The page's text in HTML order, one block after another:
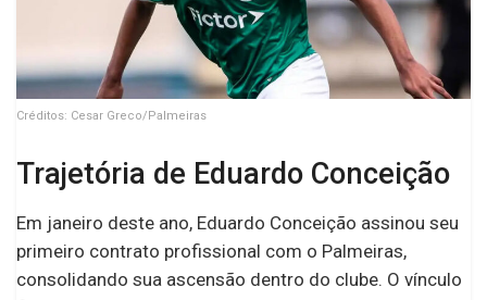
Créditos: Cesar Greco/Palmeiras
Trajetória de Eduardo Conceição
Em janeiro deste ano, Eduardo Conceição assinou seu
primeiro contrato profissional com o Palmeiras,
consolidando sua ascensão dentro do clube. O vínculo